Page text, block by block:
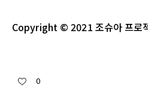
Copyright © 2021 조슈아프로
0